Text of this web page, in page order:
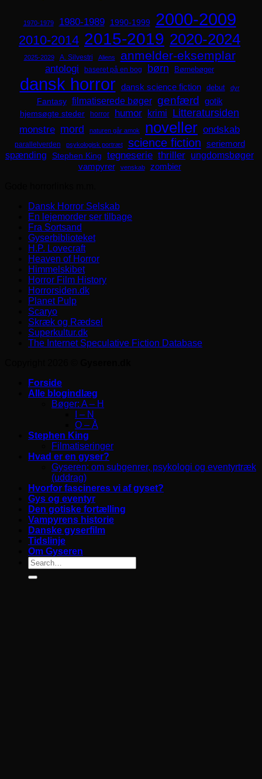
1970-1979 1980-1989 1990-1999 2000-2009
2010-2014 2015-2019 2020-2024
2025-2029 A. Silvestri Aliens anmelder-eksemplar
antologi baseret på en bog børn Børnebøger
dansk horror dansk science fiction debut dyr
Fantasy filmatiserede bøger genfærd
gotik
hjemsøgte steder
horror humor krimi Litteratursiden
monstre mord naturen går amok noveller ondskab
parallelverden psykologisk portræt science fiction seriemord
spænding Stephen King tegneserie thriller ungdomsbøger
vampyrer venskab
zombier
Dansk Horror Selskab
En lejemorder ser tilbage
Fra Sortsand
Gyserbiblioteket
H.P. Lovecraft
Heaven of Horror
Himmelskibet
Horror Film History
Horrorsiden.dk
Planet Pulp
Scaryo
Skræk og Rædsel
Superkultur.dk
The Internet Speculative Fiction Database
Forside
Alle blogindlæg
Bøger: A – H
I – N
O – Å
Stephen King
Filmatiseringer
Hvad er en gyser?
Gyseren: om subgenrer, psykologi og eventyrtræk
(uddrag)
Hvorfor fascineres vi af gyset?
Gys og eventyr
Den gotiske fortælling
Vampyrens historie
Danske gyserfilm
Tidslinje
Om Gyseren